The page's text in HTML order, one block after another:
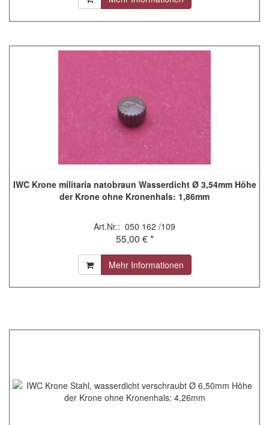
IWC Krone militaria natobraun Wasserdicht Ø 3,54mm Höhe
der Krone ohne Kronenhals: 1,86mm
Art.Nr.: 050 162 /109
55,00 € *
Mehr Informationen